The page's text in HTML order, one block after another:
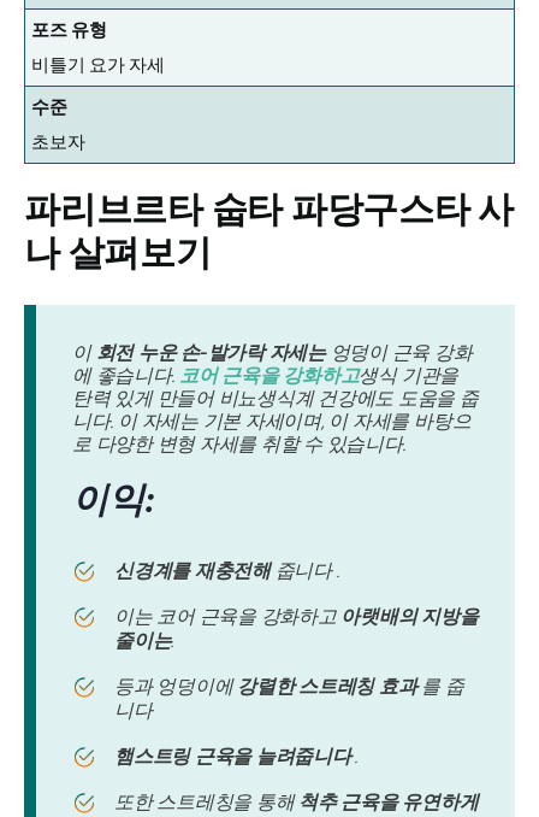
포즈 유형
비틀기 요가 자세
수준
초보자
파리브르타 숩타 파당구스타사
나 살펴보기
이 회전 누운 손-발가락 자세는엉덩이 근육 강화
에 좋습니다. 코어 근육을 강화하고생식 기관을
탄력 있게 만들어 비뇨생식계 건강에도 도움을 줍
니다. 이 자세는 기본 자세이며, 이 자세를 바탕으
로 다양한 변형 자세를 취할 수 있습니다.
이익:
신경계를 재충전해줍니다 .
이는 코어 근육을 강화하고 아랫배의 지방을
줄이는.
등과 엉덩이에 강렬한 스트레칭 효과를 줍
니다
햄스트링 근육을 늘려줍니다.
또한 스트레칭을 통해 척추 근육을 유연하게